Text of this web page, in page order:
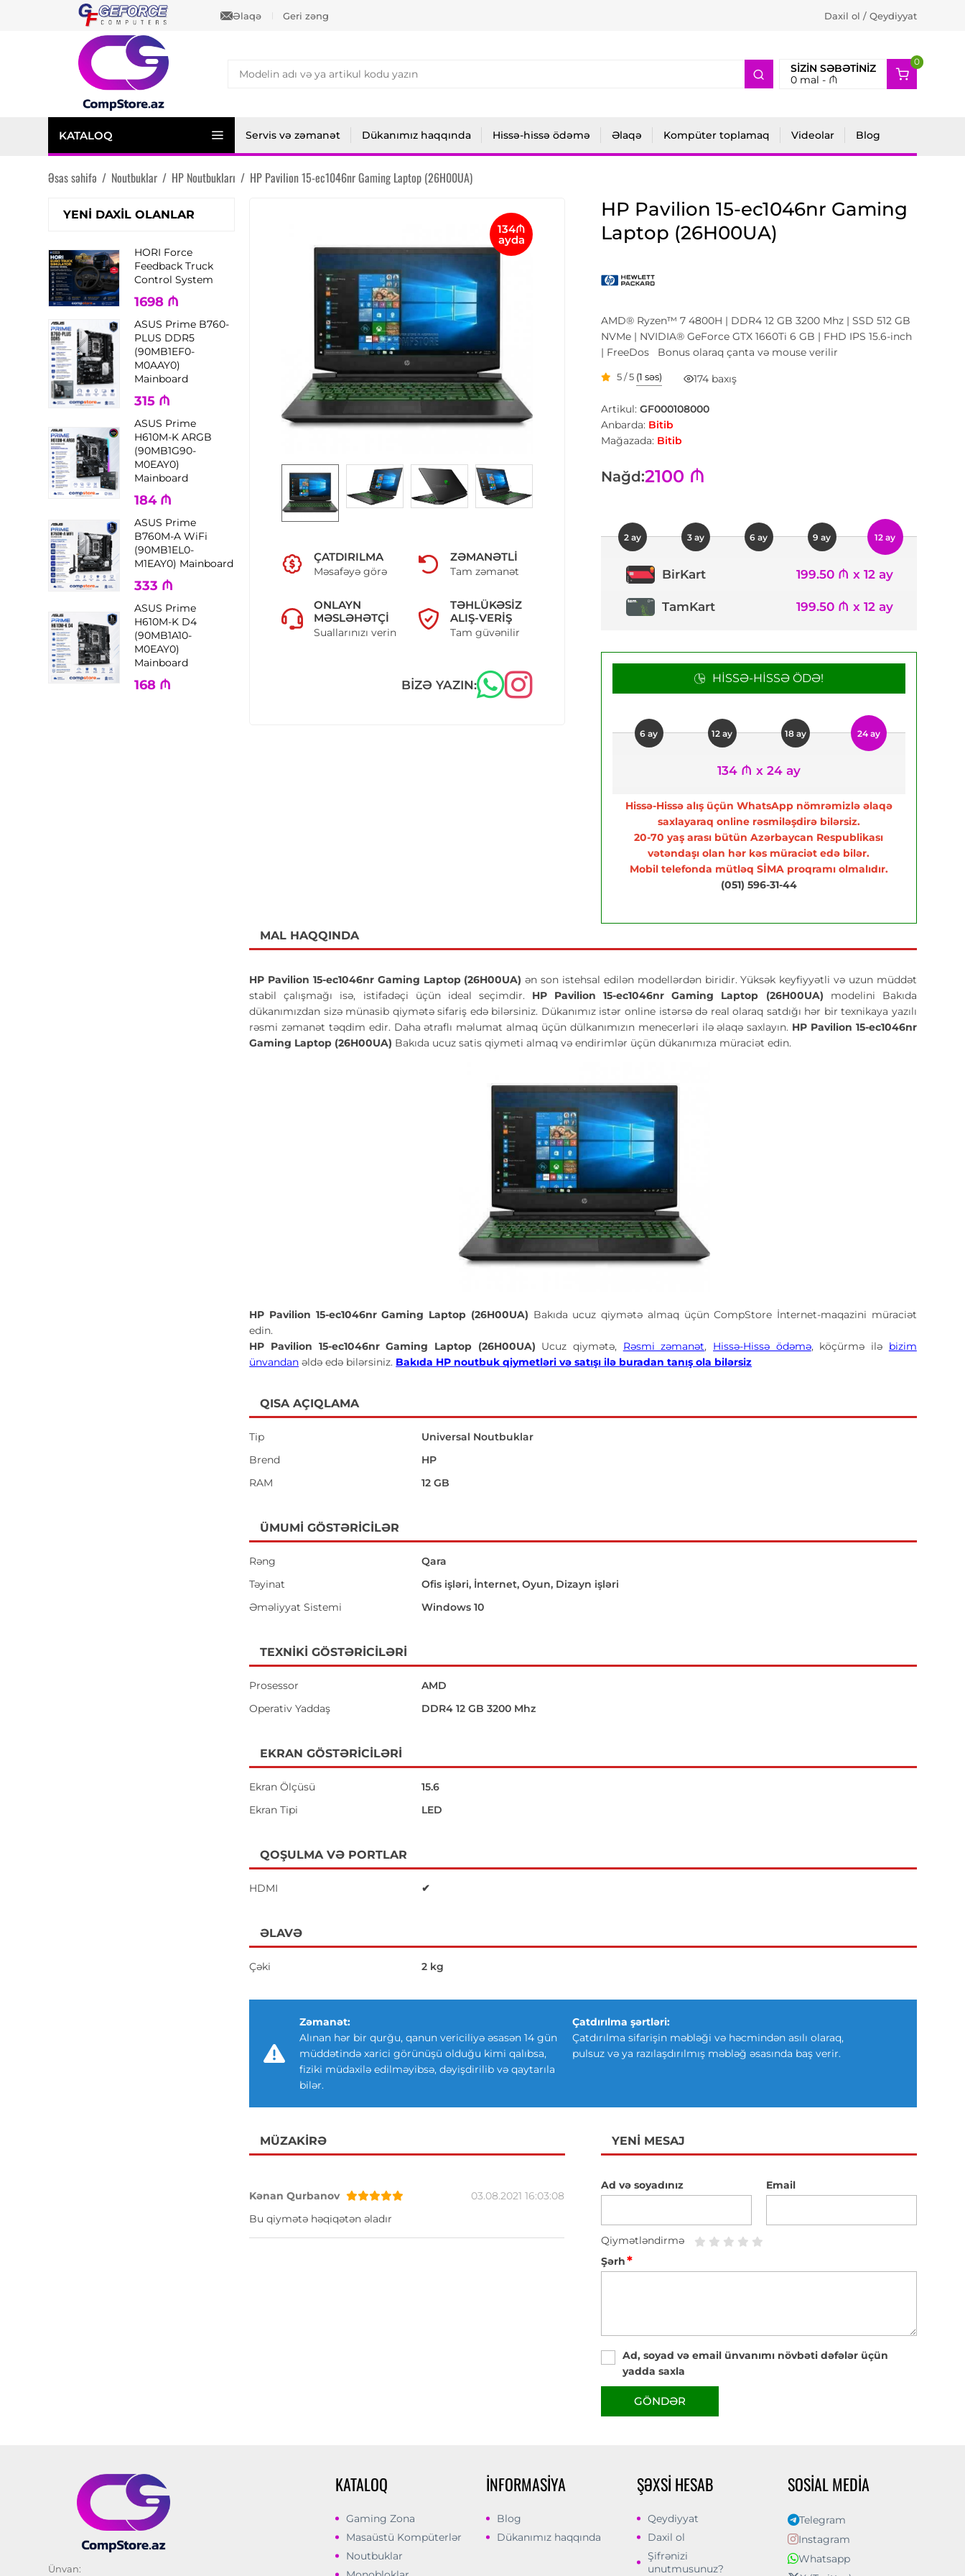
Əlaqə Geri zəng Daxil ol / Qeydiyyat
SIZIN SƏBƏTINIZ
0mal - ₼
0
2
KATALOQ Servis və zəmanət Dükanımız haqqında Hissə-hissə ödəmə Əlaqə Kompüter toplamaq Videolar Blog
Əsas səhifə / Noutbuklar / HP Noutbukları / HP Pavilion 15-ec1046nr Gaming Laptop (26H00UA)
YENI DAXIL OLANLAR
HORI Force
Feedback Truck
Control System
1698 ₼
ASUS Prime B760-
PLUS DDR5
(90MB1EF0-
M0AAY0)
Mainboard
315 ₼
ASUS Prime
H610M-K ARGB
(90MB1G90-
M0EAY0)
Mainboard
184 ₼
ASUS Prime
B760M-A WiFi
(90MB1EL0-
M1EAY0) Mainboard
333 ₼
ASUS Prime
H610M-K D4
(90MB1A10-
M0EAY0)
Mainboard
168 ₼
134₼
ayda
ÇATDIRILMA
Məsafəyə görə
ZƏMANƏTLI
Tam zəmanət
ONLAYN
MƏSLƏHƏTÇI
Suallarınızı verin
TƏHLÜKƏSIZ
ALIŞ-VERIŞ
Tam güvənilir
BIZƏ YAZIN:
HP Pavilion 15-ec1046nr Gaming
Laptop (26H00UA)
AMD® Ryzen™ 7 4800H | DDR4 12 GB 3200 Mhz | SSD 512 GB
NVMe | NVIDIA® GeForce GTX 1660Ti 6 GB | FHD IPS 15.6-inch
| FreeDos Bonus olaraq çanta və mouse verilir
5 / 5 (1 səs) 174 baxış
Artikul: GF000108000
Anbarda: Bitib
Mağazada: Bitib
Nağd:2100 ₼
2 ay 3 ay 6 ay 9 ay 12 ay
BirKart 199.50 ₼ x 12 ay
TamKart 199.50 ₼ x 12 ay
HISSƏ-HISSƏ ÖDƏ!
6 ay 12 ay 18 ay 24 ay
134 ₼ x 24 ay
Hissə-Hissə alış üçün WhatsApp nömrəmizlə əlaqə
saxlayaraq online rəsmiləşdirə bilərsiz.
20-70 yaş arası bütün Azərbaycan Respublikası
vətəndaşı olan hər kəs müraciət edə bilər.
Mobil telefonda mütləq SİMA proqramı olmalıdır.
(051) 596-31-44
MAL HAQQINDA
HP Pavilion 15-ec1046nr Gaming Laptop (26H00UA)ən son istehsal edilən modellərdən biridir. Yüksək keyfiyyətli və uzun müddət
stabil çalışmağı isə, istifadəçi üçün ideal seçimdir. HP Pavilion 15-ec1046nr Gaming Laptop (26H00UA) modelini Bakıda
dükanımızdan sizə münasib qiymətə sifariş edə bilərsiniz. Dükanımız istər online istərsə də real olaraq satdığı hər bir texnikaya yazılı
rəsmi zəmanət təqdim edir. Daha ətraflı məlumat almaq üçün dülkanımızın menecerləri ilə əlaqə saxlayın. HP Pavilion 15-ec1046nr
Gaming Laptop (26H00UA) Bakıda ucuz satis qiymeti almaq və endirimlər üçün dükanımıza müraciət edin.
HP Pavilion 15-ec1046nr Gaming Laptop (26H00UA) Bakıda ucuz qiymətə almaq üçün CompStore İnternet-maqazini müraciət
edin.
HP Pavilion 15-ec1046nr Gaming Laptop (26H00UA) Ucuz qiymətə, Rəsmi zəmanət, Hissə-Hissə ödəmə, köçürmə ilə bizim
ünvandan əldə edə bilərsiniz. Bakıda HP noutbuk qiymetləri və satışı ilə buradan tanış ola bilərsiz
QISA AÇIQLAMA
Tip
Universal Noutbuklar
Brend
HP
RAM
12 GB
ÜMUMI GÖSTƏRICILƏR
Rəng
Qara
Təyinat
Ofis işləri, İnternet, Oyun, Dizayn işləri
Əməliyyat Sistemi
Windows 10
TEXNIKI GÖSTƏRICILƏRI
Prosessor
AMD
Operativ Yaddaş
DDR4 12 GB 3200 Mhz
EKRAN GÖSTƏRICILƏRI
Ekran Ölçüsü
15.6
Ekran Tipi
LED
QOŞULMA VƏ PORTLAR
HDMI ✔
ƏLAVƏ
Çəki 2 kg
Zəmanət:
Alınan hər bir qurğu, qanun vericiliyə əsasən 14 gün
müddətində xarici görünüşü olduğu kimi qalıbsa,
fiziki müdaxilə edilməyibsə, dəyişdirilib və qaytarıla
bilər.
Çatdırılma şərtləri:
Çatdırılma sifarişin məbləği və həcmindən asılı olaraq,
pulsuz və ya razılaşdırılmış məbləğ əsasında baş verir.
MÜZAKIRƏ
Kənan Qurbanov
03.08.2021 16:03:08
Bu qiymətə həqiqətən əladır
YENI MESAJ
Ad və soyadınız Email
Qiymətləndirmə
Şərh*
Ad, soyad və email ünvanımı növbəti dəfələr üçün
yadda saxla
GÖNDƏR
Ünvan:
KATALOQ
Gaming Zona
Masaüstü Kompüterlər
Noutbuklar
İNFORMASIYA
Blog
Dükanımız haqqında
ŞƏXSI HESAB
Qeydiyyat
Daxil ol
Şifrənizi
unutmusunuz?
SOSIAL MEDIA
Telegram
Instagram
Whatsapp